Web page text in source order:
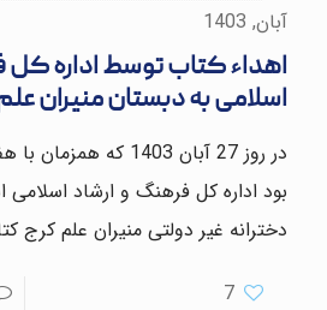
آبان, 1403
اهداء کتاب توسط اداره کل
اسلامی به دبستان منیران علم
در روز 27 آبان 1403 که
بود اداره کل فرهنگ و ارشاد اسلامی
دخترانه غیر دولتی منیران علم کرج
7